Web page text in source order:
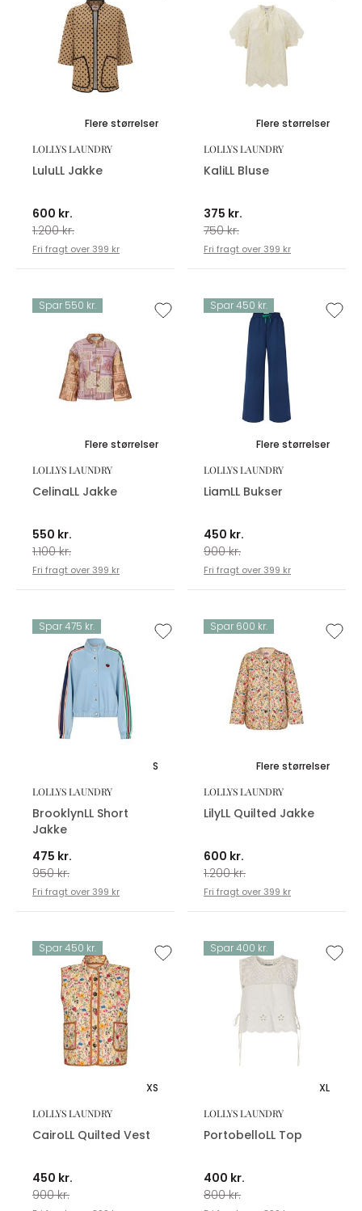
Flere størrelser
LOLLYS LAUNDRY
LuluLL Jakke
600 kr.
1.200 kr.
Fri fragt over 399 kr
Flere størrelser
LOLLYS LAUNDRY
KaliLL Bluse
375 kr.
750 kr.
Fri fragt over 399 kr
Spar 550 kr.
Flere størrelser
LOLLYS LAUNDRY
CelinaLL Jakke
550 kr.
1.100 kr.
Fri fragt over 399 kr
Spar 450 kr.
Flere størrelser
LOLLYS LAUNDRY
LiamLL Bukser
450 kr.
900 kr.
Fri fragt over 399 kr
Spar 475 kr.
S
LOLLYS LAUNDRY
BrooklynLL Short
Jakke
475 kr.
950 kr.
Fri fragt over 399 kr
Spar 600 kr.
Flere størrelser
LOLLYS LAUNDRY
LilyLL Quilted Jakke
600 kr.
1.200 kr.
Fri fragt over 399 kr
Spar 450 kr.
XS
LOLLYS LAUNDRY
CairoLL Quilted Vest
450 kr.
900 kr.
Spar 400 kr.
XL
LOLLYS LAUNDRY
PortobelloLL Top
400 kr.
800 kr.